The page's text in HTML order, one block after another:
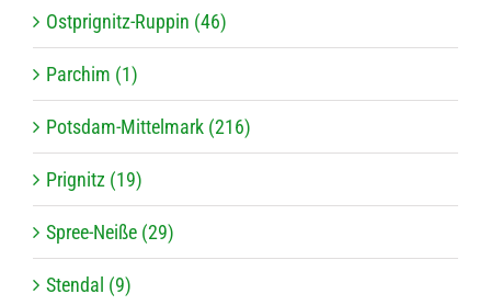
Ostprignitz-Ruppin (46)
Parchim (1)
Potsdam-Mittelmark (216)
Prignitz (19)
Spree-Neiße (29)
Stendal (9)